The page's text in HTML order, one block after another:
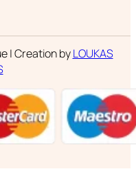
| Creation byLOUKAS